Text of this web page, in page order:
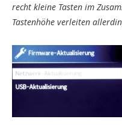
recht kleine Tasten im
Tastenhöhe verleiten